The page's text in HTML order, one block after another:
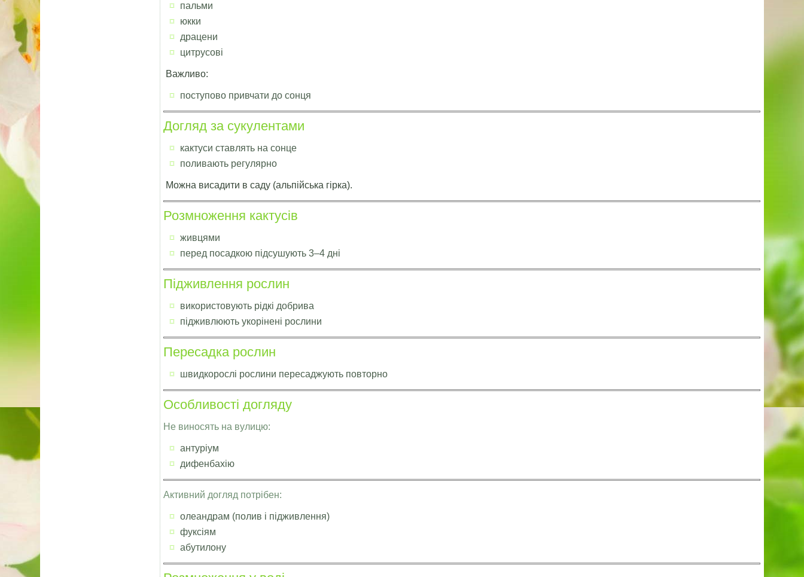
пальми
юкки
драцени
цитрусові
Важливо:
поступово привчати до сонця
Догляд за сукулентами
кактуси ставлять на сонце
поливають регулярно
Можна висадити в саду (альпійська гірка).
Розмноження кактусів
живцями
перед посадкою підсушують 3–4 дні
Підживлення рослин
використовують рідкі добрива
підживлюють укорінені рослини
Пересадка рослин
швидкорослі рослини пересаджують повторно
Особливості догляду
Не виносять на вулицю:
антуріум
дифенбахію
Активний догляд потрібен:
олеандрам (полив і підживлення)
фуксіям
абутилону